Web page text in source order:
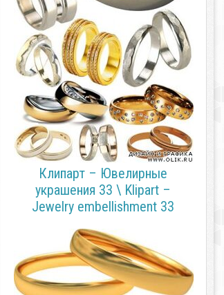
Клипарт – Ювелирные
украшения 33 \ Klipart –
Jewelry embellishment 33